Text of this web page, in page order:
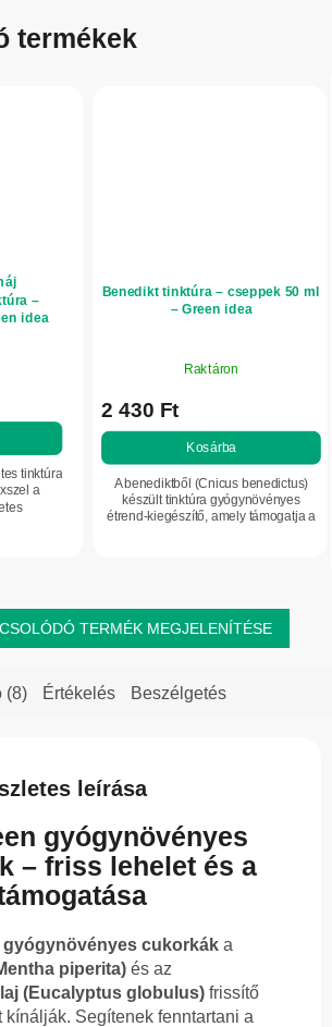
termékek
–
idea
tinktúra
a
Benedikt tinktúra – cseppek 50 ml
– Green idea
Raktáron
2 430 Ft
Kosárba
A benediktből (Cnicus benedictus)
készült tinktúra gyógynövényes
étrend-kiegészítő, amely támogatja a
TERMÉK MEGJELENÍTÉSE
(8) Értékelés Beszélgetés
leírása
gyógynövényes
– friss lehelet és a
gyógynövényes cukorkák a
piperita) és az
(Eucalyptus globulus) frissítő
kínálják. Segítenek fenntartani a